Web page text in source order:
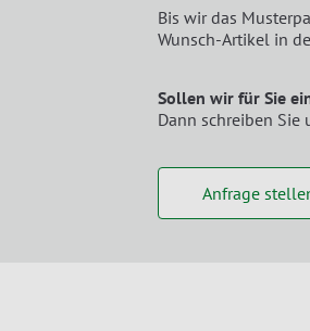
Bis wir das
Wunsch-Artikel in
Sollen wir für Sie
Dann schreiben
Anfrage